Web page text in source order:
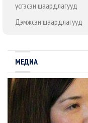
Үүсгэсэн шаардлагууд
Дэмжсэн шаардлагууд
МЕДИА